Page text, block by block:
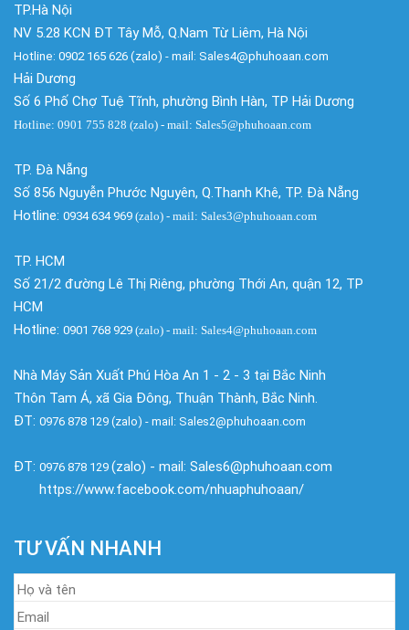
TP.Hà Nội
NV 5.28 KCN ĐT Tây Mỗ, Q.Nam Từ Liêm, Hà Nội
Hotline: 0902 165 626 (zalo) - mail: Sales4@phuhoaan.com
Hải Dương
Số 6 Phố Chợ Tuệ Tĩnh, phường Bình Hàn, TP Hải Dương
Hotline: 0901 755 828 (zalo) - mail: Sales5@phuhoaan.com
TP. Đà Nẵng
Số 856 Nguyễn Phước Nguyên, Q.Thanh Khê, TP. Đà Nẵng
Hotline: 0934 634 969 (zalo) - mail: Sales3@phuhoaan.com
TP. HCM
Số 21/2 đường Lê Thị Riêng, phường Thới An, quận 12, TP
HCM
Hotline: 0901 768 929 (zalo) - mail: Sales4@phuhoaan.com
Nhà Máy Sản Xuất Phú Hòa An 1 - 2 - 3 tại Bắc Ninh
Thôn Tam Á, xã Gia Đông, Thuận Thành, Bắc Ninh.
ĐT: 0976 878 129 (zalo) - mail: Sales2@phuhoaan.com
ĐT: 0976 878 129 (zalo) - mail: Sales6@phuhoaan.com
https://www.facebook.com/nhuaphuhoaan/
TƯ VẤN NHANH